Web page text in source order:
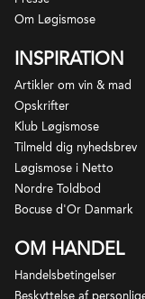
I sådanne
til alternativ
Om Løgismose
INSPIRATION
Artikler om vin & mad
Opskrifter
Klub Løgismose
Tilmeld dig nyhedsbrev
Løgismose i Netto
Nordre Toldbod
Bocuse d'Or Danmark
OM HANDEL
Handelsbetingelser
Beskyttelse af